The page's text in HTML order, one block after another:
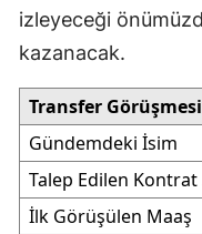
izleyeceği
kazanacak.
Transfer
Gündemdeki İsim
Talep Edilen Kontrat
İlk Görüşülen Maaş